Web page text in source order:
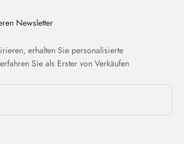
Newsletter
erhalten Sie personalisierte
Sie als Erster von Verkäufen